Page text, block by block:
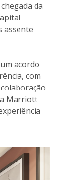
da
assente
acordo
com
Marriott